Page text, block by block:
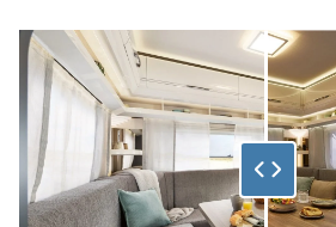
Seleccione qué porcentaje de la